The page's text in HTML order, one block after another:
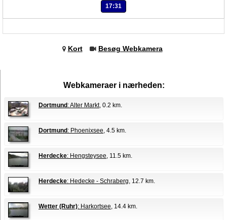
17:31
Kort Besøg Webkamera
Webkameraer i nærheden:
Dortmund : Alter Markt, 0.2 km.
Dortmund : Phoenixsee, 4.5 km.
Herdecke: Hengsteysee, 11.5 km.
Herdecke: Hedecke - Schraberg, 12.7 km.
Wetter (Ruhr): Harkortsee, 14.4 km.